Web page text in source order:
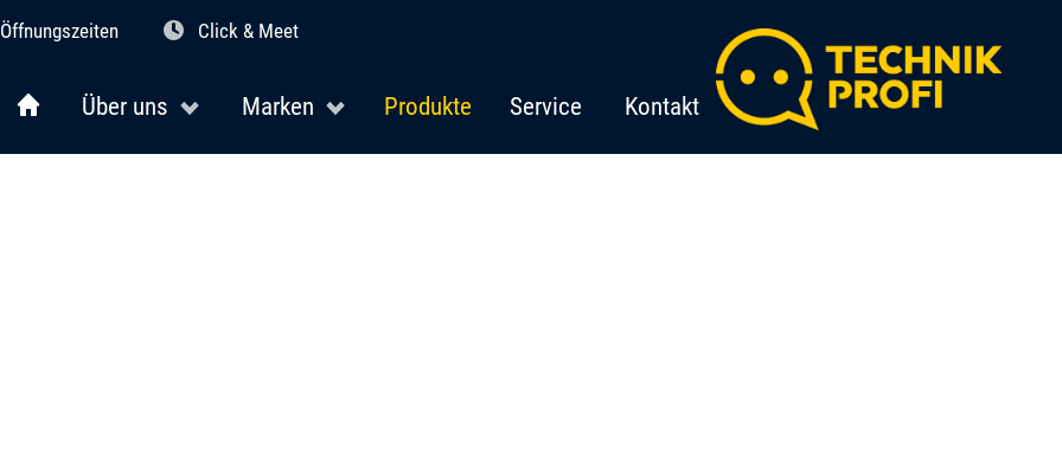
Öffnungszeiten Click & Meet
Über uns Marken Produkte Service Kontakt